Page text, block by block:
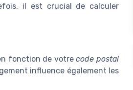
il est crucial de calculer
fonction de votrecode postal
influence également les